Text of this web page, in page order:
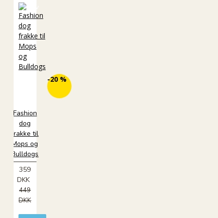
kurv
-20 %
Fashion
dog
frakke til
Mops og
Bulldogs
359
DKK
449
DKK